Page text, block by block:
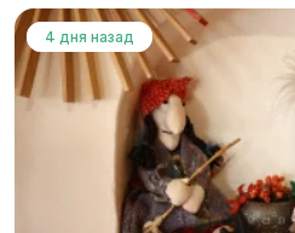
4 дня назад